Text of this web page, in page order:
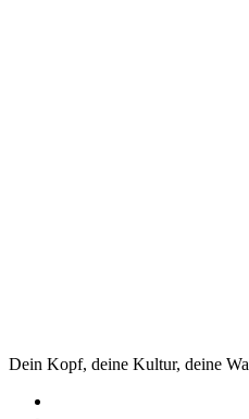
Dein Kopf, deine Kultur, deine